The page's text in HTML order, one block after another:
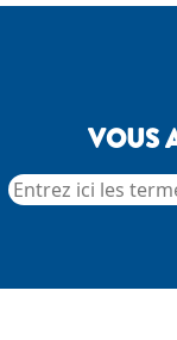
VOUS